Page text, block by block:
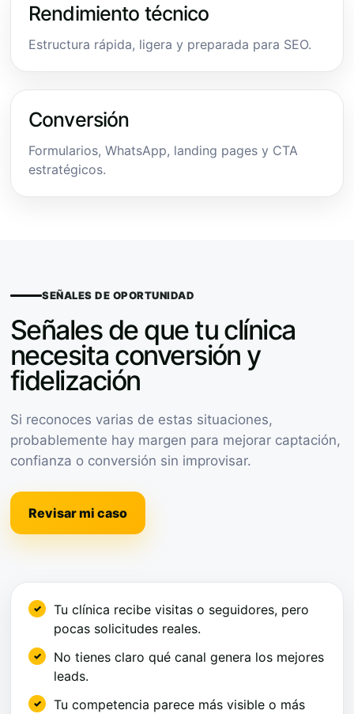
Rendimiento técnico
Estructura rápida, ligera y preparada para SEO.
Conversión
Formularios, WhatsApp, landing pages y CTA
estratégicos.
SEÑALES DE OPORTUNIDAD
Señales de que tu clínica
necesita conversión y
fidelización
Si reconoces varias de estas situaciones,
probablemente hay margen para mejorar captación,
confianza o conversión sin improvisar.
Revisar mi caso
Tu clínica recibe visitas o seguidores, pero
pocas solicitudes reales.
No tienes claro qué canal genera los mejores
leads.
Tu competencia parece más visible o más